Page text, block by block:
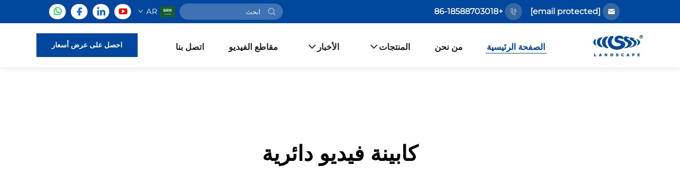
[email protected]
+86-18588703018
AR
الصفحة الرئيسية من نحن المنتجات الأخبار مقاطع الفيديو اتصل بنا احصل على عرض أسعار
كابينة فيديو دائرية